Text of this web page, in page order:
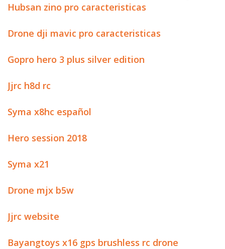
Hubsan zino pro caracteristicas
Drone dji mavic pro caracteristicas
Gopro hero 3 plus silver edition
Jjrc h8d rc
Syma x8hc español
Hero session 2018
Syma x21
Drone mjx b5w
Jjrc website
Bayangtoys x16 gps brushless rc drone